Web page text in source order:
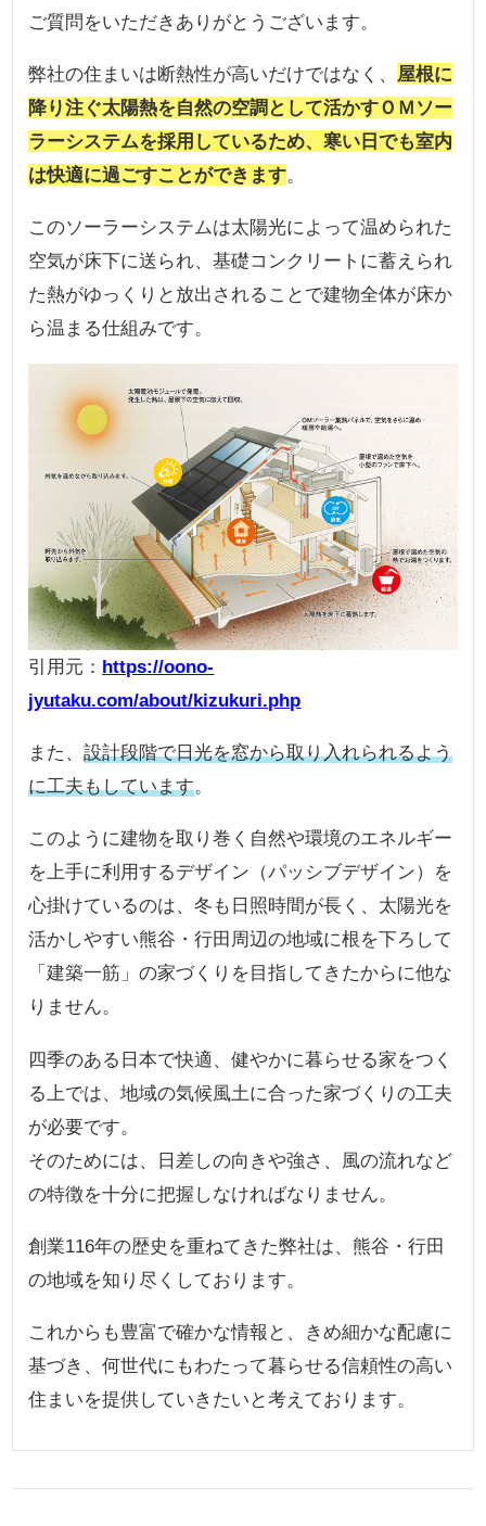
ご質問をいただきありがとうございます。
弊社の住まいは断熱性が高いだけではなく、 屋根に
降り注ぐ太陽熱を自然の空調として活かすＯＭソー
ラーシステムを採用しているため、寒い日でも室内
は快適に過ごすことができます。
このソーラーシステムは太陽光によって温められた
空気が床下に送られ、基礎コンクリートに蓄えられ
た熱がゆっくりと放出されることで建物全体が床か
ら温まる仕組みです。
引用元： https://oono-
jyutaku.com/about/kizukuri.php
また、設計段階で日光を窓から取り入れられるよう
に工夫もしています。
このように建物を取り巻く自然や環境のエネルギー
を上手に利用するデザイン（パッシブデザイン）を
心掛けているのは、冬も日照時間が長く、太陽光を
活かしやすい熊谷・行田周辺の地域に根を下ろして
「建築一筋」の家づくりを目指してきたからに他な
りません。
四季のある日本で快適、健やかに暮らせる家をつく
る上では、地域の気候風土に合った家づくりの工夫
が必要です。
そのためには、日差しの向きや強さ、風の流れなど
の特徴を十分に把握しなければなりません。
創業116年の歴史を重ねてきた弊社は、熊谷・行田
の地域を知り尽くしております。
これからも豊富で確かな情報と、きめ細かな配慮に
基づき、何世代にもわたって暮らせる信頼性の高い
住まいを提供していきたいと考えております。